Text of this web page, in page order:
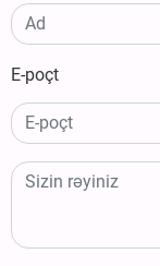
E-poçt